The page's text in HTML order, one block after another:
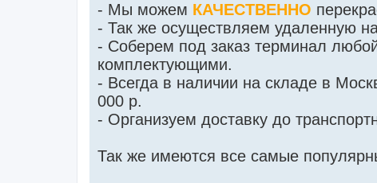
- Мы можем КАЧЕСТВЕННО
- Так же осуществляем удаленную
- Соберем под заказ терминал
комплектующими.
- Всегда в наличии на складе в
000 р.
- Организуем доставку до
Так же имеются все самые